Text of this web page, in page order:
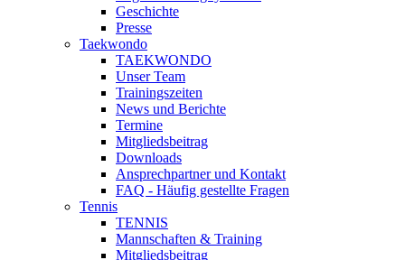
Geschichte
Presse
Taekwondo
TAEKWONDO
Unser Team
Trainingszeiten
News und Berichte
Termine
Mitgliedsbeitrag
Downloads
Ansprechpartner und Kontakt
FAQ - Häufig gestellte Fragen
Tennis
TENNIS
Mannschaften & Training
Mitgliedsbeitrag